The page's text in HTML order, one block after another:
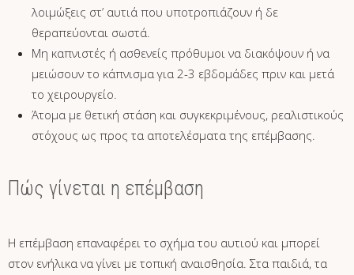
λοιμώξεις στ’ αυτιά που υποτροπιάζουν ή δε
θεραπεύονται σωστά.
Μη καπνιστές ή ασθενείς πρόθυμοι να διακόψουν ή να
μειώσουν το κάπνισμα για 2-3 εβδομάδες πριν και μετά
το χειρουργείο.
Άτομα με θετική στάση και συγκεκριμένους, ρεαλιστικούς
στόχους ως προς τα αποτελέσματα της επέμβασης.
Πώς γίνεται η επέμβαση
Η επέμβαση επαναφέρει το σχήμα του αυτιού και μπορεί
στον ενήλικα να γίνει με τοπική αναισθησία. Στα παιδιά, τα